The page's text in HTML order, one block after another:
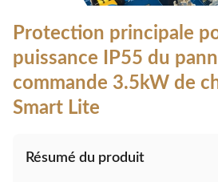
Protection principale
puissance IP55 du
commande 3.5kW de
Smart Lite
Résumé du produit